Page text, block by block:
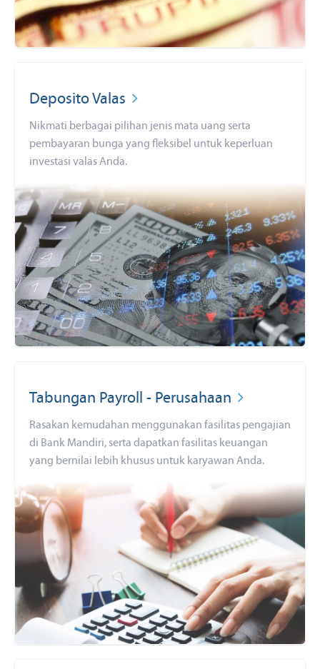
Deposito Valas
Nikmati berbagai pilihan jenis mata uang serta
pembayaran bunga yang fleksibel untuk keperluan
investasi valas Anda.
Tabungan Payroll - Perusahaan
Rasakan kemudahan menggunakan fasilitas pengajian
di Bank Mandiri, serta dapatkan fasilitas keuangan
yang bernilai lebih khusus untuk karyawan Anda.